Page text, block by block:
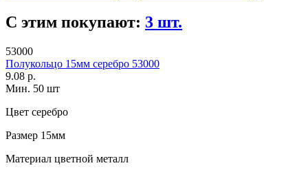
С этим покупают: 3 шт.
53000
Полукольцо 15мм серебро 53000
9.08 р.
Мин. 50 шт
Цвет серебро
Размер 15мм
Материал цветной металл